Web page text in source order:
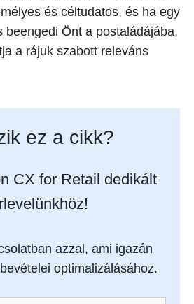
és céltudatos, és ha egy
beengedi Önt a postaládájába,
a rájuk szabott releváns
ez a cikk?
CX for Retail dedikált
azzal, ami igazán
optimalizálásához.